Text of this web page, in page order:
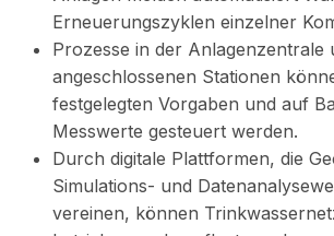
Erneuerungszyklen einzelner
Prozesse in der Anlagenzentrale
angeschlossenen Stationen
festgelegten Vorgaben und auf
Messwerte gesteuert werden.
Durch digitale Plattformen, die
Simulations- und
vereinen, können